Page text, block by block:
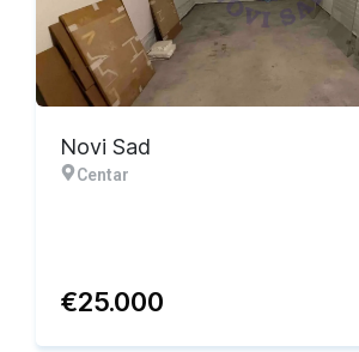
Novi Sad
Centar
€25.000